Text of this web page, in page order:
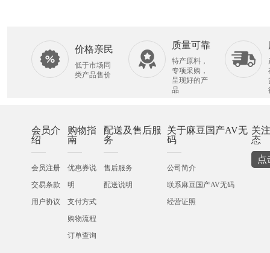
价格亲民
低于市场同
类产品售价
质量可靠
特产原料，
专项采购，
呈现好的产
品
会员介
绍
会员注册
交易条款
用户协议
购物指
南
优惠券说
明
支付方式
购物流程
订单查询
配送及售后服
务
售后服务
配送说明
关于麻豆国产AV无
码
公司简介
联系麻豆国产AV无码
经营证照
关
态
点